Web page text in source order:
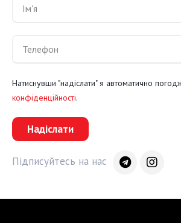
Натиснувши "надіслати" я автоматично
конфіденційності.
Надіслати
Підписуйтесь на нас